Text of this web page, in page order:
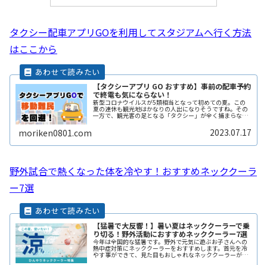
タクシー配車アプリGOを利用してスタジアムへ行く方法
はここから
【タクシーアプリ GO おすすめ】事前の配車予約
で終電も気にならない！
新型コロナウイルスが5類相当となって初めての夏。この
夏の連休も観光地はかなりの人出になりそうですね。その
一方で、観光客の足となる「タクシー」が全く捕まらな
遊んで終電を逃した方へもおススメすReadMore...
moriken0801.com 2023.07.17
野外試合で熱くなった体を冷やす！おすすめネッククーラ
ー7選
【猛暑で大反響！】暑い夏はネッククーラーで乗
り切る！野外活動におすすめネッククーラー7選
今年は全国的な猛暑です。野外で元気に遊ぶお子さんへの
熱中症対策にネッククーラーをおすすめします。首元を冷
やす事ができて、見た目もおしゃれなネッククーラーがそ
ろっています。この夏休みは熱中症対策をしっかりして、